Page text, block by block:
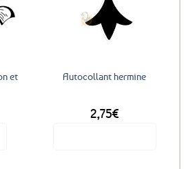
et
Autocollant hermine
2,75€